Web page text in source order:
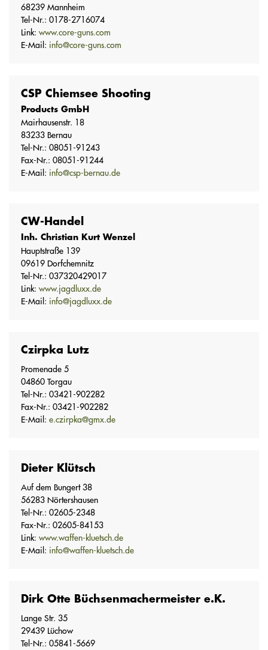
68239 Mannheim
Tel-Nr.: 0178-2716074
Link: www.core-guns.com
E-Mail: info@core-guns.com
CSP Chiemsee Shooting
Products GmbH
Mairhausenstr. 18
83233 Bernau
Tel-Nr.: 08051-91243
Fax-Nr.: 08051-91244
E-Mail: info@csp-bernau.de
CW-Handel
Inh. Christian Kurt Wenzel
Hauptstraße 139
09619 Dorfchemnitz
Tel-Nr.: 037320429017
Link: www.jagdluxx.de
E-Mail: info@jagdluxx.de
Czirpka Lutz
Promenade 5
04860 Torgau
Tel-Nr.: 03421-902282
Fax-Nr.: 03421-902282
E-Mail: e.czirpka@gmx.de
Dieter Klütsch
Auf dem Bungert 38
56283 Nörtershausen
Tel-Nr.: 02605-2348
Fax-Nr.: 02605-84153
Link: www.waffen-kluetsch.de
E-Mail: info@waffen-kluetsch.de
Dirk Otte Büchsenmachermeister e.K.
Lange Str. 35
29439 Lüchow
Tel-Nr.: 05841-5669